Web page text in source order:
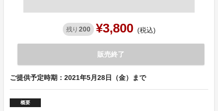
残り 200 ¥3,800 (税込)
販売終了
ご提供予定時期：2021年5月28日（金）まで
概要